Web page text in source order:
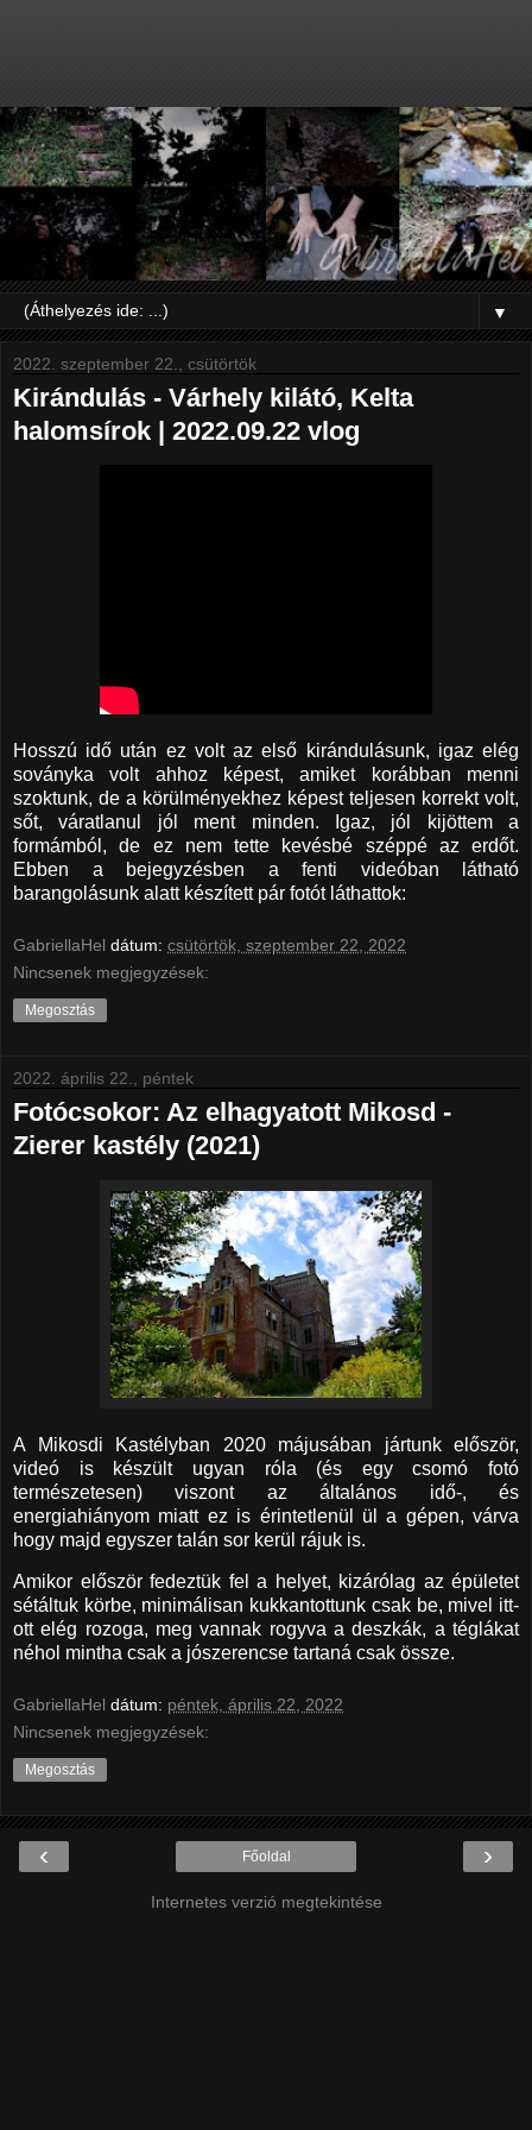
▼
2022. szeptember 22., csütörtök
Kirándulás - Várhely kilátó, Kelta
halomsírok | 2022.09.22 vlog
Hosszú idő után ez volt az első kirándulásunk, igaz elég
soványka volt ahhoz képest, amiket korábban menni
szoktunk, de a körülményekhez képest teljesen korrekt volt,
sőt, váratlanul jól ment minden. Igaz, jól kijöttem a
formámból, de ez nem tette kevésbé széppé az erdőt.
Ebben a bejegyzésben a fenti videóban látható
barangolásunk alatt készített pár fotót láthattok:
GabriellaHel dátum: csütörtök, szeptember 22, 2022
Nincsenek megjegyzések:
Megosztás
2022. április 22., péntek
Fotócsokor: Az elhagyatott Mikosd -
Zierer kastély (2021)
A Mikosdi Kastélyban 2020 májusában jártunk először,
videó is készült ugyan róla (és egy csomó fotó
természetesen) viszont az általános idő-, és
energiahiányom miatt ez is érintetlenül ül a gépen, várva
hogy majd egyszer talán sor kerül rájuk is.
Amikor először fedeztük fel a helyet, kizárólag az épületet
sétáltuk körbe, minimálisan kukkantottunk csak be, mivel itt-
ott elég rozoga, meg vannak rogyva a deszkák, a téglákat
néhol mintha csak a jószerencse tartaná csak össze.
GabriellaHel dátum: péntek, április 22, 2022
Nincsenek megjegyzések:
Megosztás
‹ ›
Főoldal
Internetes verzió megtekintése